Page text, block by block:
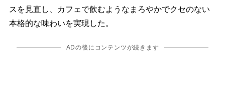
スを見直し、カフェで飲むようなまろやかでクセのない
本格的な味わいを実現した。
ADの後にコンテンツが続きます